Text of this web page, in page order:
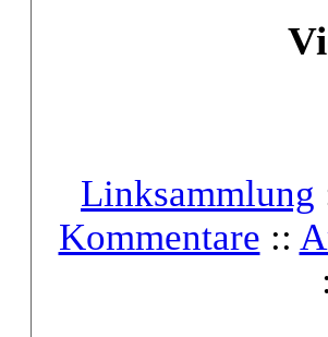
Linksammlung
Kommentare ::